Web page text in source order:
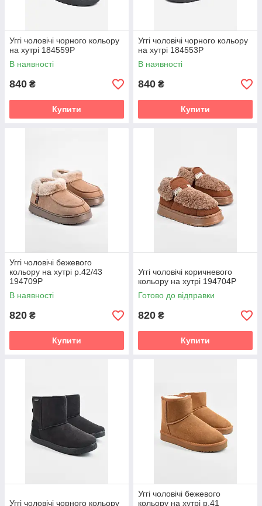
Уггі чоловічі чорного кольору
на хутрі 184559P
В наявності
840 ₴
Купити
Уггі чоловічі чорного кольору
на хутрі 184553P
В наявності
840 ₴
Купити
Уггі чоловічі бежевого
кольору на хутрі р.42/43
194709P
В наявності
820 ₴
Купити
Уггі чоловічі коричневого
кольору на хутрі 194704P
Готово до відправки
820 ₴
Купити
Уггі чоловічі чорного кольору
Уггі чоловічі бежевого
кольору на хутрі р.41